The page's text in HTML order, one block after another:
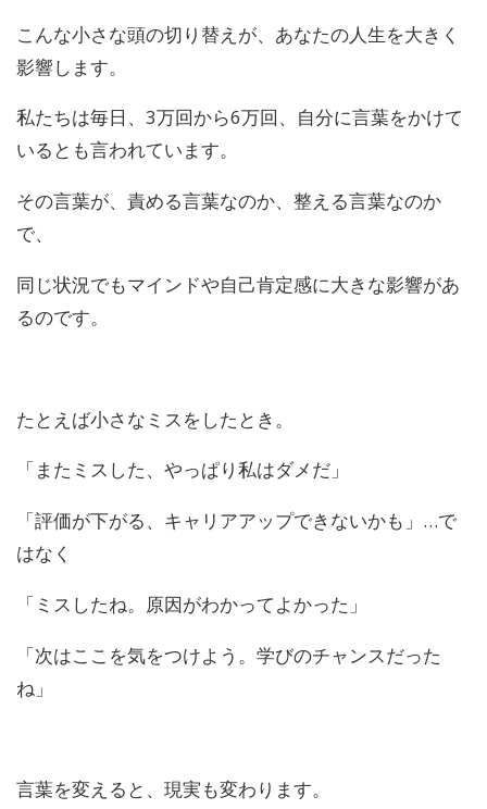
こんな小さな頭の切り替えが、あなたの人生を大きく
影響します。
私たちは毎日、3万回から6万回、 自分に言葉をかけて
いるとも言われています。
その言葉が、責める言葉なのか、整える言葉なのか
で、
同じ状況でもマインドや自己肯定感に大きな影響があ
るのです。
たとえば小さなミスをしたとき。
「またミスした、やっぱり私はダメだ」
「評価が下がる、キャリアアップできないかも」…で
はなく
「ミスしたね。原因がわかってよかった」
「次はここを気をつけよう。学びのチャンスだった
ね」
言葉を変えると、現実も変わります。